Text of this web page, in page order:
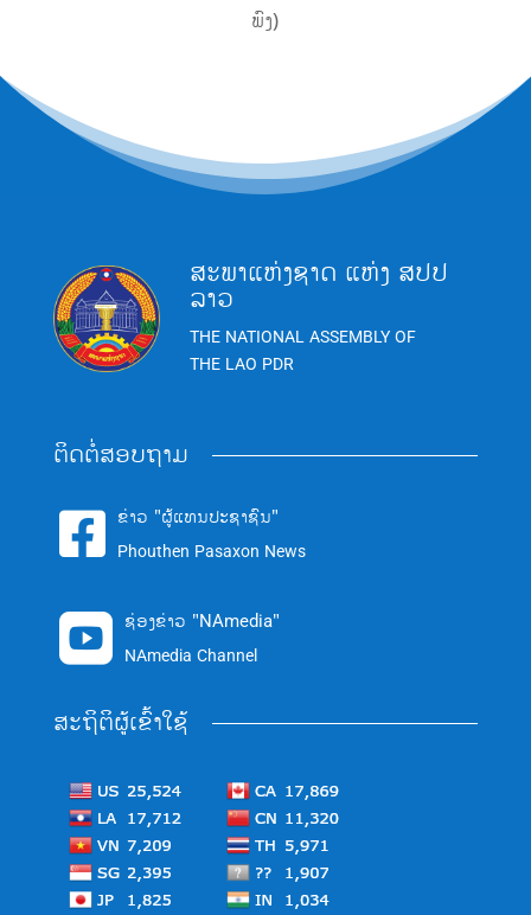
ພົງ)
ສະພາແຫ່ງຊາດ ແຫ່ງ ສປປ
ລາວ
THE NATIONAL ASSEMBLY OF
THE LAO PDR
ຕິດຕໍ່ສອບຖາມ
 ຂ່າວ "ຜູ້ແທນປະຊາຊົນ"
Phouthen Pasaxon News
 ຊ່ອງຂ່າວ "NAmedia"
NAmedia Channel
ສະຖິຕິຜູ້ເຂົ້າໃຊ້